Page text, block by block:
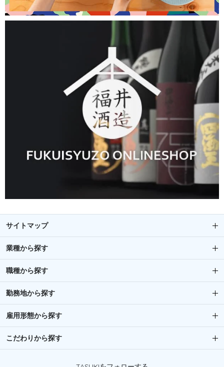
サイトマップ
業種から探す
職種から探す
勤務地から探す
雇用形態から探す
こだわりから探す